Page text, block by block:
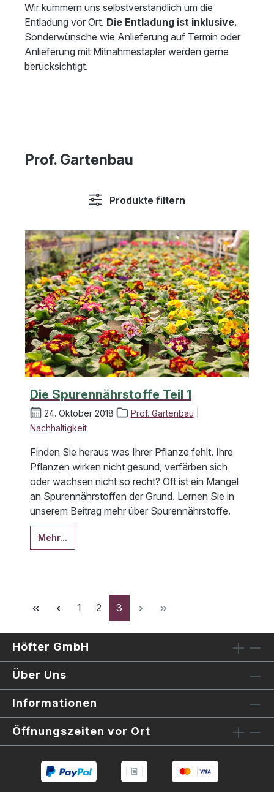
Wir kümmern uns selbstverständlich um die
Entladung vor Ort. Die Entladung ist inklusive.
Sonderwünsche wie Anlieferung auf Termin oder
Anlieferung mit Mitnahmestapler werden gerne
berücksichtigt.
Prof. Gartenbau
Produkte filtern
Die Spurennährstoffe Teil 1
24. Oktober 2018 Prof. Gartenbau
Nachhaltigkeit
Finden Sie heraus was Ihrer Pflanze fehlt. Ihre
Pflanzen wirken nicht gesund, verfärben sich
oder wachsen nicht so recht? Oft ist ein Mangel
an Spurennährstoffen der Grund. Lernen Sie in
unserem Beitrag mehr über Spurennährstoffe.
Mehr...
Seite
1 Seite
2 Seite
3
Höfter GmbH
Über Uns
Informationen
Öffnungszeiten vor Ort